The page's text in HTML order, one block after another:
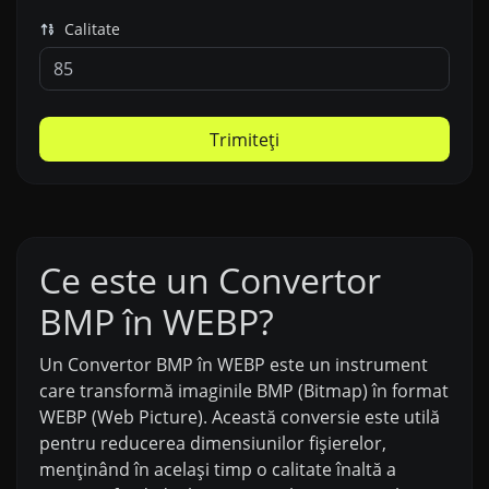
Calitate
Trimiteți
Ce este un Convertor
BMP în WEBP?
Un Convertor BMP în WEBP este un instrument
care transformă imaginile BMP (Bitmap) în format
WEBP (Web Picture). Această conversie este utilă
pentru reducerea dimensiunilor fișierelor,
menținând în același timp o calitate înaltă a